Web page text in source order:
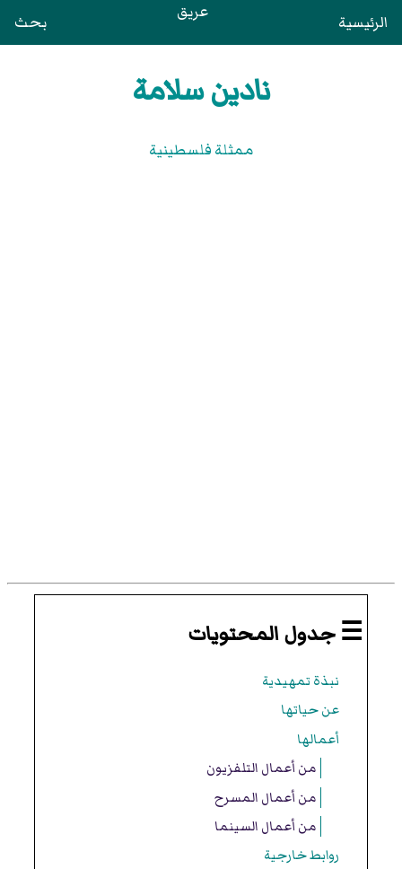
الرئيسية عريق بحث
نادين سلامة
ممثلة فلسطينية
☰ جدول المحتويات
نبذة تمهيدية
عن حياتها
أعمالها
من أعمال التلفزيون
من أعمال المسرح
من أعمال السينما
روابط خارجية